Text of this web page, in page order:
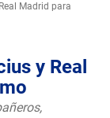
Madrid para
y Real